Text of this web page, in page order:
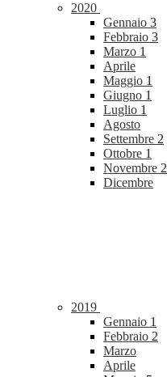
2020
Gennaio 3
Febbraio 3
Marzo 1
Aprile
Maggio 1
Giugno 1
Luglio 1
Agosto
Settembre 2
Ottobre 1
Novembre 2
Dicembre
2019
Gennaio 1
Febbraio 2
Marzo
Aprile